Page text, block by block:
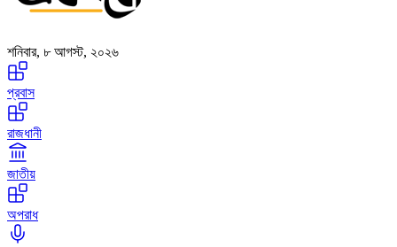
শনিবার, ৮ আগস্ট, ২০২৬
প্রবাস
রাজধানী
জাতীয়
অপরাধ